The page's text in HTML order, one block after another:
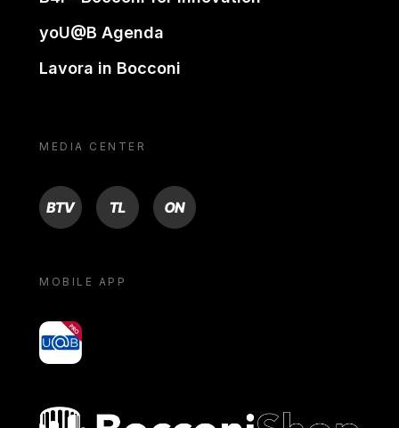
yoU@B Agenda
Lavora in Bocconi
MEDIA CENTER
BTV TL ON
MOBILE APP
yoU@B
Bocconi shop